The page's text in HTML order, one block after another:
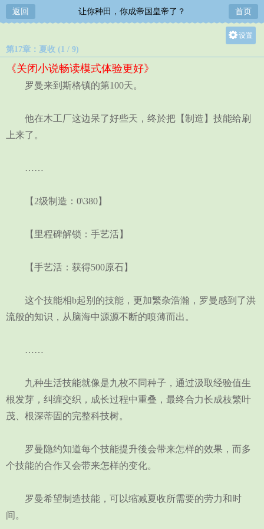
返回 让你种田，你成帝国皇帝了？ 首页
设置
第17章：夏收 (1 / 9)
《关闭小说畅读模式体验更好》
罗曼来到斯格镇的第100天。
他在木工厂这边呆了好些天，终於把【制造】技能给刷
上来了。
……
【2级制造：0\380】
【里程碑解锁：手艺活】
【手艺活：获得500原石】
这个技能相b起别的技能，更加繁杂浩瀚，罗曼感到了洪
流般的知识，从脑海中源源不断的喷薄而出。
……
九种生活技能就像是九枚不同种子，通过汲取经验值生
根发芽，纠缠交织，成长过程中重叠，最终合力长成枝繁叶
茂、根深蒂固的完整科技树。
罗曼隐约知道每个技能提升後会带来怎样的效果，而多
个技能的合作又会带来怎样的变化。
罗曼希望制造技能，可以缩减夏收所需要的劳力和时
间。